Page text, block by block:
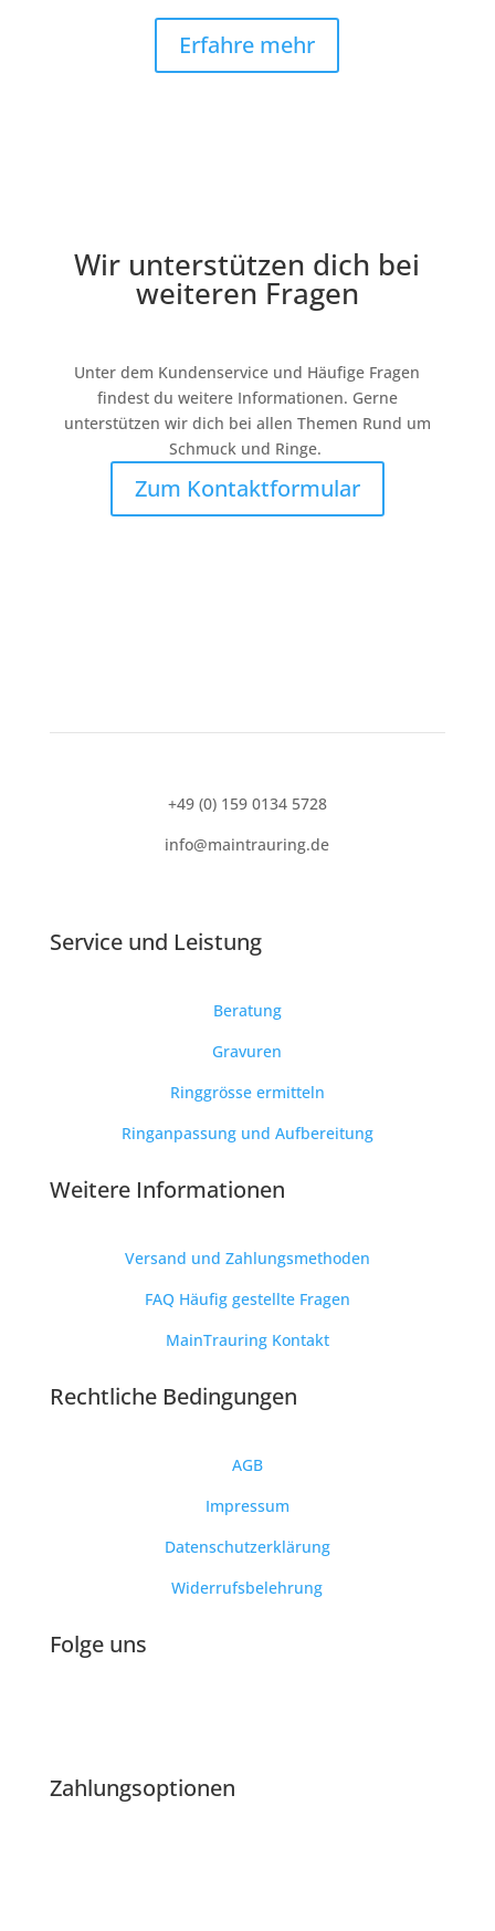
Erfahre mehr
Wir unterstützen dich bei
weiteren Fragen
Unter dem Kundenservice und Häufige Fragen
findest du weitere Informationen. Gerne
unterstützen wir dich bei allen Themen Rund um
Schmuck und Ringe.
Zum Kontaktformular
+49 (0) 159 0134 5728
info@maintrauring.de
Service und Leistung
Beratung
Gravuren
Ringgrösse ermitteln
Ringanpassung und Aufbereitung
Weitere Informationen
Versand und Zahlungsmethoden
FAQ Häufig gestellte Fragen
MainTrauring Kontakt
Rechtliche Bedingungen
AGB
Impressum
Datenschutzerklärung
Widerrufsbelehrung
Folge uns
Zahlungsoptionen